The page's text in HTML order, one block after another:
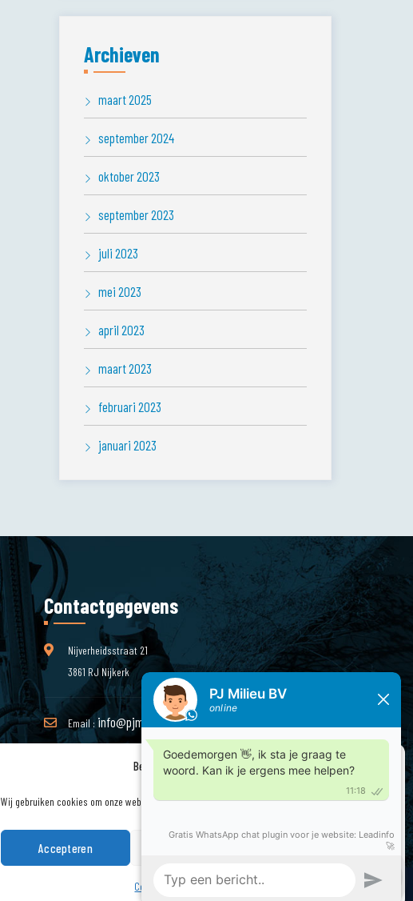
Beheer cookie toestemming
Wij gebruiken cookies om onze website en onze service te optimaliseren.
Accepteren
Cookiebeleid Privacyverklaring
Archieven
maart 2025
september 2024
oktober 2023
september 2023
juli 2023
mei 2023
april 2023
maart 2023
februari 2023
januari 2023
Contactgegevens
Nijverheidsstraat 21
3861 RJ Nijkerk
Email : info@pjmilieu.nl
Telefoon : 033 – 245 85 11